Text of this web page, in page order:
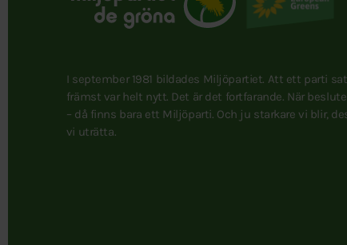
I september 1981 bildades Miljöpartiet. Att ett parti
främst var helt nytt. Det är det fortfarande. När
– då finns bara ett Miljöparti. Och ju starkare vi blir,
vi uträtta.